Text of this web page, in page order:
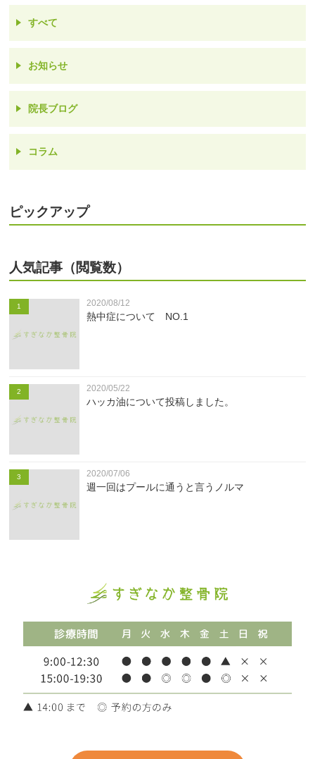
すべて
お知らせ
院長ブログ
コラム
ピックアップ
人気記事（閲覧数）
1 2020/08/12
熱中症について NO.1
2 2020/05/22
ハッカ油について投稿しました。
3 2020/07/06
週一回はプールに通うと言うノルマ